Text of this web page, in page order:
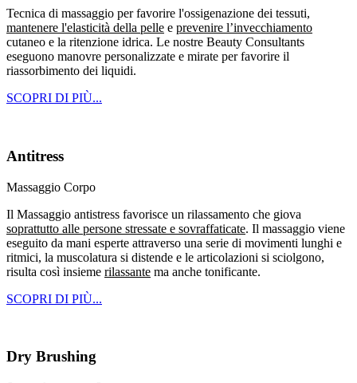
Tecnica di massaggio per favorire l'ossigenazione dei tessuti,
mantenere l'elasticità della pelle e prevenire l’invecchiamento
cutaneo e la ritenzione idrica. Le nostre Beauty Consultants
eseguono manovre personalizzate e mirate per favorire il
riassorbimento dei liquidi.
SCOPRI DI PIÙ...
Antitress
Massaggio Corpo
Il Massaggio antistress favorisce un rilassamento che giova
soprattutto alle persone stressate e sovraffaticate. Il massaggio viene
eseguito da mani esperte attraverso una serie di movimenti lunghi e
ritmici, la muscolatura si distende e le articolazioni si sciolgono,
risulta così insieme rilassante ma anche tonificante.
SCOPRI DI PIÙ...
Dry Brushing